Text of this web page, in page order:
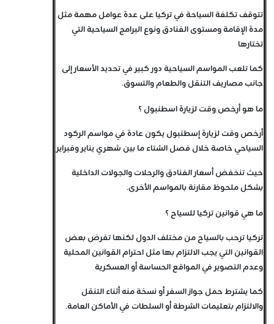
تتوقف تكلفة السياحة في تركيا على عدة عوامل مهمة مثل
مدة الإقامة ومستوى الفنادق ونوع البرامج السياحية التي
تختارها
كما تلعب المواسم السياحية دور كبير في تحديد الأسعار إلى
جانب مصاريف التنقل والطعام والتسوق.
ما هو أرخص وقت لزيارة اسطنبول ؟
أرخص وقت لزيارة إسطنبول يكون عادة في مواسم الركود
السياحي خاصة خلال فصل الشتاء ما بين شهري يناير وفبراير
حيث تنخفض أسعار الفنادق والرحلات والجولات الداخلية
بشكل ملحوظ مقارنة بالمواسم الأخرى.
ما هي قوانين تركيا للسياح ؟
تركيا ترحب بالسياح من مختلف الدول لكنها تفرض بعض
القوانين التي يجب الالتزام بها مثل احترام القوانين المحلية
وعدم التصوير في المواقع الحساسة أو العسكرية
كما يشترط حمل جواز السفر أو نسخة منه أثناء التنقل
والالتزام بتعليمات الشرطة أو السلطات في الأماكن العامة.